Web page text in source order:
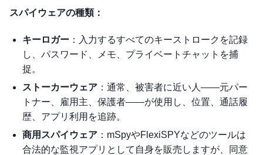
スパイウェアの種類：
キーロガー ：入力するすべてのキーストロークを記録
し、パスワード、メモ、プライベートチャットを捕
捉。
ストーカーウェア ：通常、被害者に近い人——元パー
トナー、雇用主、保護者——が使用し、位置、通話履
歴、アプリ利用を追跡。
商用スパイウェア ：mSpyやFlexiSPYなどのツールは
合法的な監視アプリとして自身を販売しますが、同意